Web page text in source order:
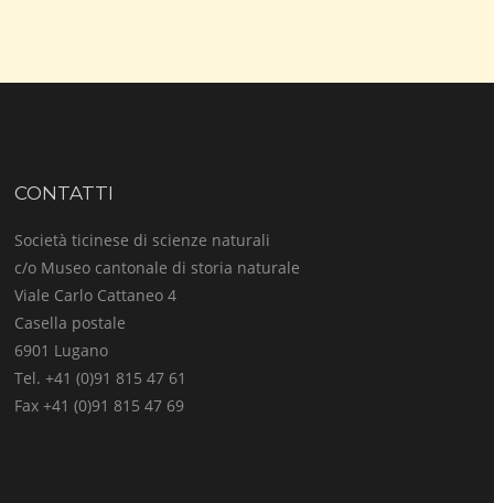
CONTATTI
Società ticinese di scienze naturali
c/o Museo cantonale di storia naturale
Viale Carlo Cattaneo 4
Casella postale
6901 Lugano
Tel. +41 (0)91 815 47 61
Fax +41 (0)91 815 47 69